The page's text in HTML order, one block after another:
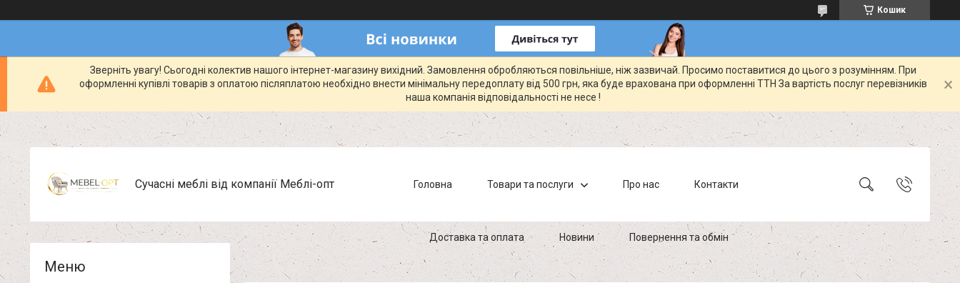
Кошик
Зверніть увагу! Сьогодні колектив нашого інтернет-магазину вихідний. Замовлення обробляються повільніше, ніж зазвичай. Просимо поставитися до цього з розумінням. При
оформленні купівлі товарів з оплатою післяплатою необхідно внести мінімальну передоплату від 500 грн, яка буде врахована при оформленні ТТН За вартість послуг перевізників
наша компанія відповідальності не несе !
Сучасні меблі від компанії Меблі-опт Головна Товари та послуги Про нас Контакти
Доставка та оплата Новини Повернення та обмін